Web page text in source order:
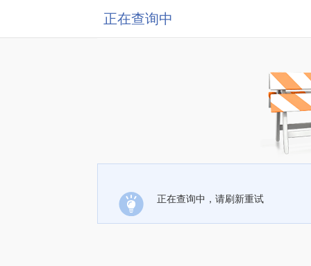
正在查询中
正在查询中，请刷新重试